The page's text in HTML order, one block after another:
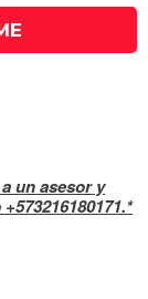
un asesor y